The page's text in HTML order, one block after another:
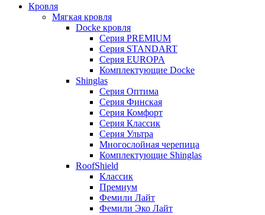
Кровля
Мягкая кровля
Docke кровля
Серия PREMIUM
Серия STANDART
Серия EUROPA
Комплектующие Docke
Shinglas
Серия Оптима
Серия Финская
Серия Комфорт
Серия Классик
Серия Ультра
Многослойная черепица
Комплектующие Shinglas
RoofShield
Классик
Премиум
Фемили Лайт
Фемили Эко Лайт